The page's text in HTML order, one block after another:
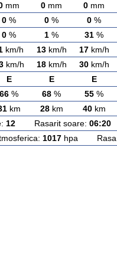
mm 0 mm 0 mm
0 % 0 % 0 %
0 % 1 % 31 %
km/h 13km/h 17km/h
km/h 18km/h 30km/h
E E E
66 % 68 % 55 %
km 28km 40km
12Rasarit soare: 06:20
1017hpa